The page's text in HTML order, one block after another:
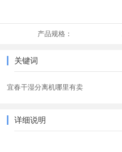
产品规格：
关键词
宜春干湿分离机哪里有卖
详细说明